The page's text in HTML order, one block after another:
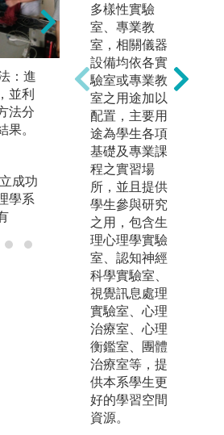
：進
並利
法分
果。
成功
學系
(2)調查法：運
用問卷量表蒐
集資料，進而
利用統計方法
分析研究結
果。
圖解:無
版權:國立成功
大學心理學系
版權所有
多樣性實驗
室、專業教
室，相關儀器
設備均依各實
驗室或專業教
室之用途加以
配置，主要用
途為學生各項
基礎及專業課
程之實習場
所，並且提供
學生參與研究
之用，包含生
理心理學實驗
室、認知神經
科學實驗室、
視覺訊息處理
實驗室、心理
治療室、心理
衡鑑室、團體
治療室等，提
供本系學生更
好的學習空間
資源。